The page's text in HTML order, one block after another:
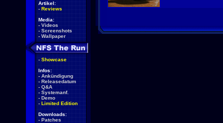
Artikel:
- Reviews
Media:
- Videos
- Screenshots
- Wallpaper
- Showcase
Infos:
- Ankündigung
- Releasedatum
- Q&A
- Systemanf.
- Demo
- Limited Edition
Downloads:
- Patches